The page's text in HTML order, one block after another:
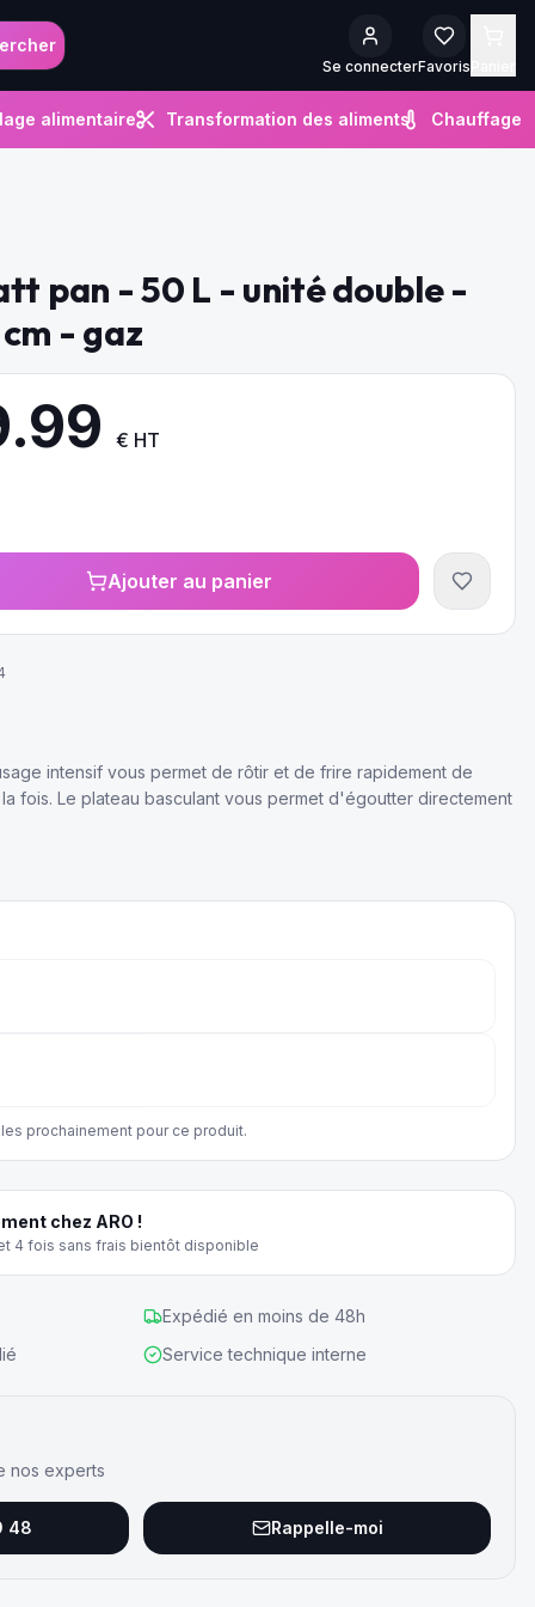
Se connecterFavoris
alimentaire Transformation des aliments Chauffage
pan - 50 L - unité double -
- gaz
€ HT
Ajouter au panier
intensif vous permet de rôtir et de frire rapidement de
fois. Le plateau basculant vous permet d'égoutter directement
prochainement pour ce produit.
chez ARO !
4 fois sans frais bientôt disponible
Expédié en moins de 48h
Service technique interne
nos experts
48 Rappelle-moi